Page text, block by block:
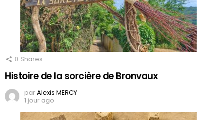
0 Shares
Histoire de la sorcière de Bronvaux
parAlexis MERCY
1 jour ago